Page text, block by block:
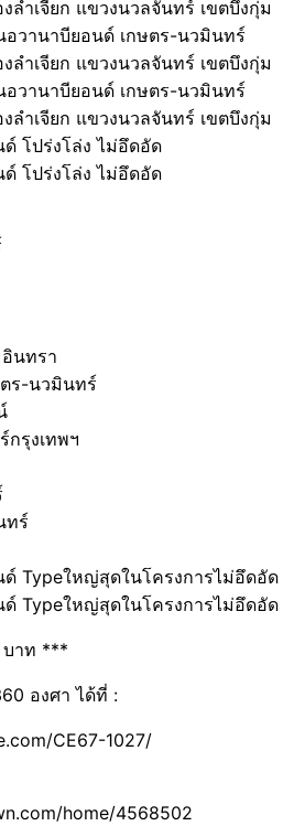
ลำเจียก แขวงนวลจันทร์ เขตบึงกุ่ม
วานาบียอนด์ เกษตร-นวมินทร์
ลำเจียก แขวงนวลจันทร์ เขตบึงกุ่ม
วานาบียอนด์ เกษตร-นวมินทร์
ลำเจียก แขวงนวลจันทร์ เขตบึงกุ่ม
โปร่งโล่ง ไม่อึดอัด
โปร่งโล่ง ไม่อึดอัด
นทรา
ตร-นวมินทร์
กรุงเทพฯ
ทร์
ด์ Typeใหญ่สุดในโครงการไม่อึดอัด
ด์ Typeใหญ่สุดในโครงการไม่อึดอัด
บาท ***
องศา ได้ที่ :
CE67-1027/
home/4568502